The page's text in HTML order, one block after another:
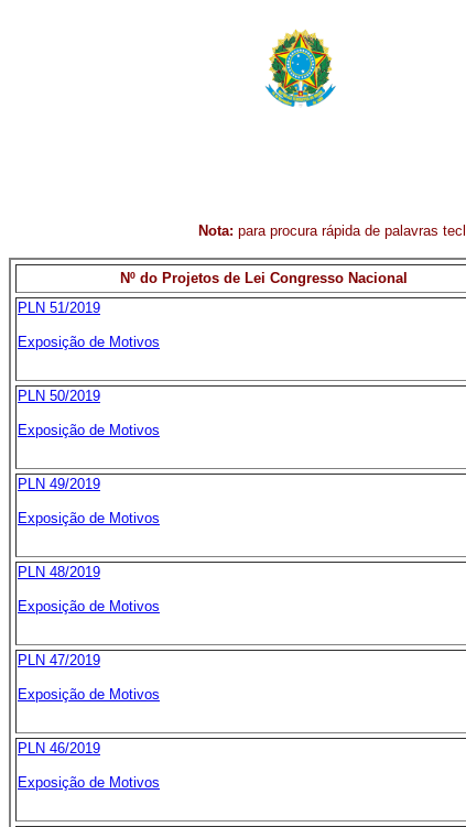
Nota: para procura rápida de palavras
Nº do Projetos de Lei Congresso Nacional
PLN 51/2019
Exposição de Motivos
PLN 50/2019
Exposição de Motivos
PLN 49/2019
Exposição de Motivos
PLN 48/2019
Exposição de Motivos
PLN 47/2019
Exposição de Motivos
PLN 46/2019
Exposição de Motivos